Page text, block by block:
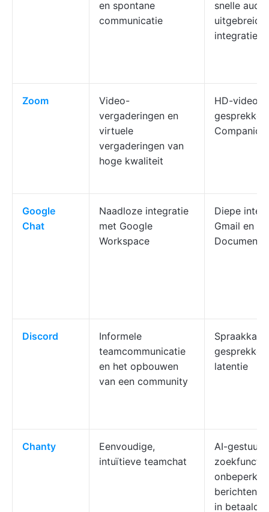
en spontane
communicatie
snelle
integraties
Zoom
Video-
vergaderingen en
virtuele
vergaderingen van
hoge kwaliteit
HD-video-
Companion
Google
Chat
Naadloze integratie
met Google
Workspace
Diepe
Gmail en
Discord
Informele
teamcommunicatie
en het opbouwen
van een community
latentie
Chanty
Eenvoudige,
intuïtieve teamchat
AI-
onbeperkte
in betaalde